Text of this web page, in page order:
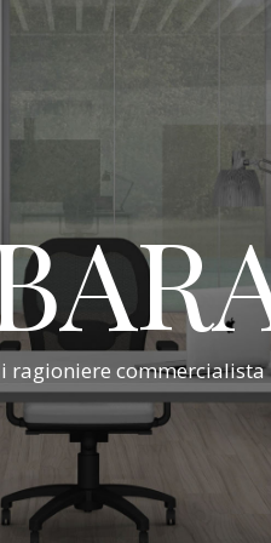
ragioniere commercialista